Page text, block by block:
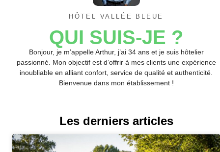
HÔTEL VALLÉE BLEUE
QUI SUIS-JE ?
Bonjour, je m’appelle Arthur, j’ai 34 ans et je suis hôtelier
passionné. Mon objectif est d’offrir à mes clients une expérience
inoubliable en alliant confort, service de qualité et authenticité.
Bienvenue dans mon établissement !
Les derniers articles